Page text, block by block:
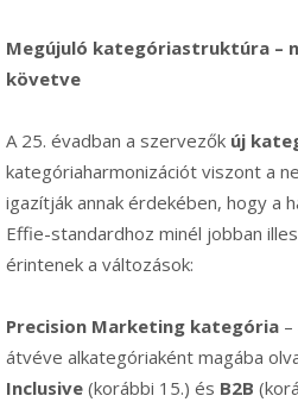
Megújuló kategóriastruktúra –
követve
A 25. évadban a szervezők új
kategóriaharmonizációt viszont a
igazítják annak érdekében, hogy a
Effie-standardhoz minél jobban
érintenek a változások:
Precision Marketing kategória
átvéve alkategóriaként magába
Inclusive (korábbi 15.) és B2B